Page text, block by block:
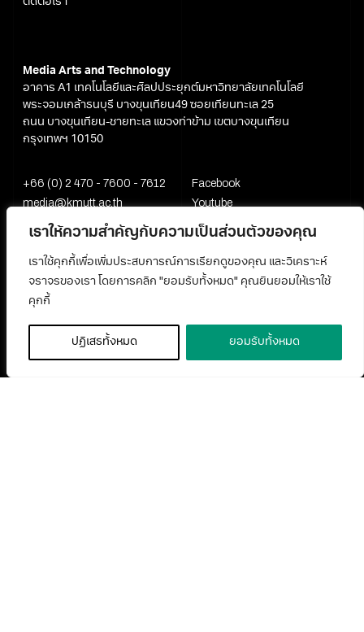
เราให้ความสำคัญกับความเป็นส่วนตัวของคุณ
เราใช้คุกกี้เพื่อเพิ่มประสบการณ์การเรียกดูของคุณ และวิเคราะห์
จราจรของเรา โดยการคลิก "ยอมรับทั้งหมด" คุณยินยอมให้เราใช้
คุกกี้
ปฏิเสธทั้งหมด ยอมรับทั้งหมด
Media Arts and Technology
อาคาร A1 เทคโนโลยีและศิลปประยุกต์มหาวิทยาลัยเทคโนโลยี
พระจอมเกล้าธนบุรี บางขุนเทียน49 ซอยเทียนทะเล 25
ถนน บางขุนเทียน-ชายทะเล แขวงท่าข้าม เขตบางขุนเทียน
กรุงเทพฯ 10150
+66 (0) 2 470 - 7600 - 7612
media@kmutt.ac.th
Facebook
Youtube